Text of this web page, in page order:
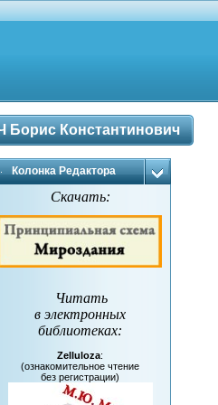
Константинович
Колонка Редактора
Скачать:
Читать
в электронных
библиотеках:
Zelluloza:
(ознакомительное чтение
без регистрации)